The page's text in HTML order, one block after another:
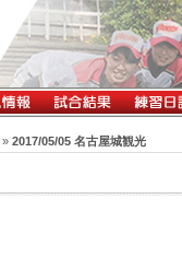
» 2017/05/05 名古屋城観光